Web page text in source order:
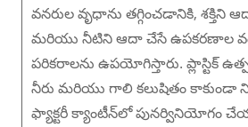
వనరుల వృధాను తగ్గించడానికి, శక్తిని
మరియు నీటిని ఆదా చేసే ఉపకరణాల
పరికరాలను ఉపయోగిస్తారు. ప్లాస్టిక్
నీరు మరియు గాలి కలుషితం కాకుండా
ఫ్యాక్టరీ క్యాంటీన్‌లో పునర్వినియోగం